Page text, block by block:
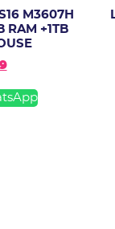
M3607H
RAM +1TB